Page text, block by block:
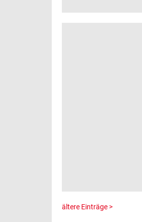
ältere Einträge >